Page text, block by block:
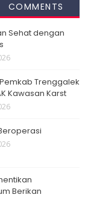
COMMENTS
Sehat dengan
Trenggalek
Kawasan Karst
Berikan